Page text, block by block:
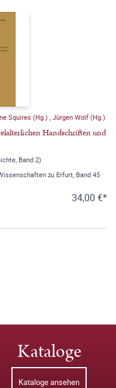
Squires (Hg.) , Jürgen Wolf (Hg.)
Handschriften und
Band 2)
zu Erfurt, Band 45
34,00 €*
Kataloge
Kataloge ansehen